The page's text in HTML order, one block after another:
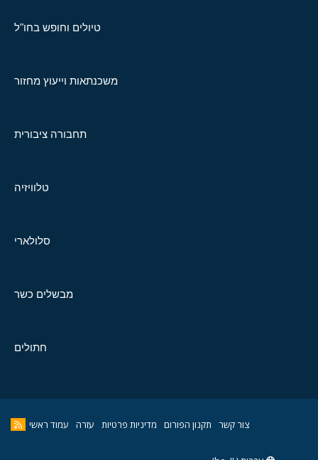
טיולים וחופש בחו"ל
משכנתאות וייעוץ מחזור
תחבורה ציבורית
טלוויזיה
סלולארי
מבשלים כשר
חתולים
צור קשר תקנון הפורום מדיניות פרטיות עזרה עמוד ראשי